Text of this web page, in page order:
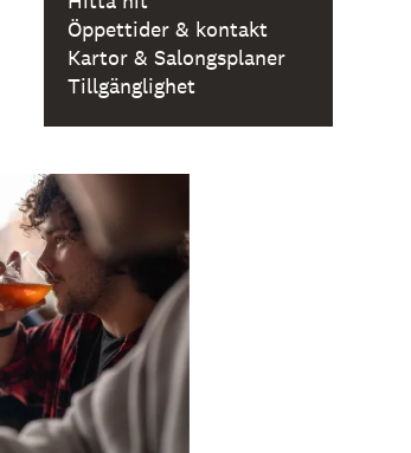
Öppettider & kontakt
Kartor & Salongsplaner
Tillgänglighet